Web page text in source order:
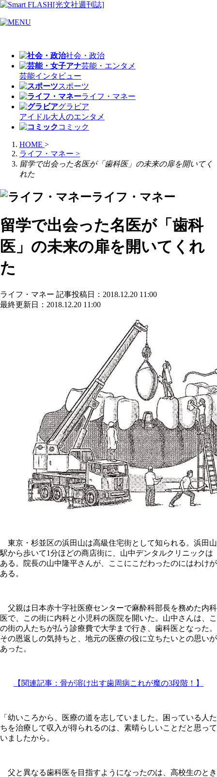
社会・政治
芸能・エンタメ
芸能インタビュー
スポーツ
ライフ・マネー
グラビア
アイドル大人のエンタメ
コミック
HOME >
ライフ・マネー >
留学で出会った名医が「歯科医」の未来の扉を開いてく
れた
ライフ・マネー
留学で出会った名医が「歯科
医」の未来の扉を開いてくれ
た
ライフ・マネー 記事投稿日：2018.12.20 11:00
最終更新日：2018.12.20 11:00
東京・杉並区の浜田山は高級住宅街として知られる。浜田山
駅から歩いて1分ほどの商店街に、山中デンタルクリニックは
ある。院長の山中隆平さんが、ここにこだわったのにはわけが
ある。
父親は日本赤十字社医療センターで麻酔科部長を務めた内科
医で、この街に内科と小児科の医院を開いた。山中さんは、こ
の街の人たちが払う診療費で大学まで行き、歯科医となった。
その恩返しの気持ちと、地元の医療の役に立ちたいとの思いが
あった。
【関連記事：骨が溶け出す歯周病これが魔の3段階！】
「幼いころから、医療の道を志していました。困っている人た
ちを治療して収入が得られるのは、素晴らしいことだと思って
いましたから。
父と異なる歯科医を目指すようになったのは、高校生のとき